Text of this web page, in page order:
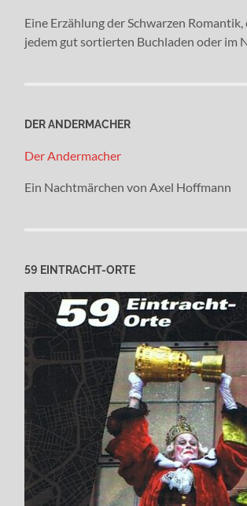
Eine Erzählung der Schwarzen
jedem gut sortierten Buchladen oder im
DER ANDERMACHER
Der Andermacher
Ein Nachtmärchen von Axel Hoffmann
59 EINTRACHT-ORTE